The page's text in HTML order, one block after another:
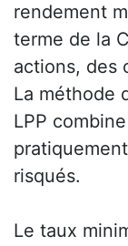
rendement
terme de la
actions, des
La méthode
LPP
risqués.
Le taux